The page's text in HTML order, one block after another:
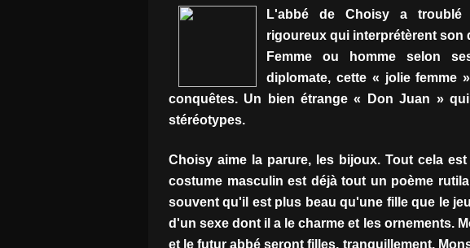
L'abbé de Choisy a troublé
rigoureux qui interprétèrent son
Femme ou homme selon
diplomate, cette « jolie femme
conquêtes. Un bien étrange « Don Juan »
stéréotypes.
Choisy aime la parure, les bijoux. Tout cela
costume masculin est déjà tout un poème
souvent qu'il est plus beau qu'une fille que le
d'un sexe dont il a le charme et les ornements.
et le futur abbé seront filles, tranquillement.